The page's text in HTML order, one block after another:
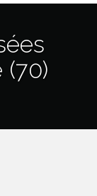
(70)